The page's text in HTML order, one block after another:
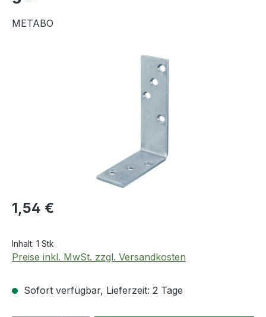
METABO
Regulärer Preis:
1,54 €
Inhalt: 1 Stk
Preise inkl. MwSt. zzgl. Versandkosten
Sofort verfügbar, Lieferzeit: 2 Tage